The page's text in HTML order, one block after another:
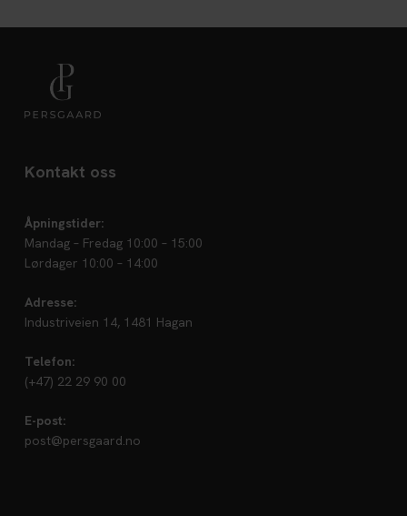
Kontakt oss
Åpningstider:
Mandag – Fredag 10:00 – 15:00
Lørdager 10:00 – 14:00
Adresse:
Industriveien 14, 1481 Hagan
Telefon:
(+47) 22 29 90 00
E-post:
post@persgaard.no